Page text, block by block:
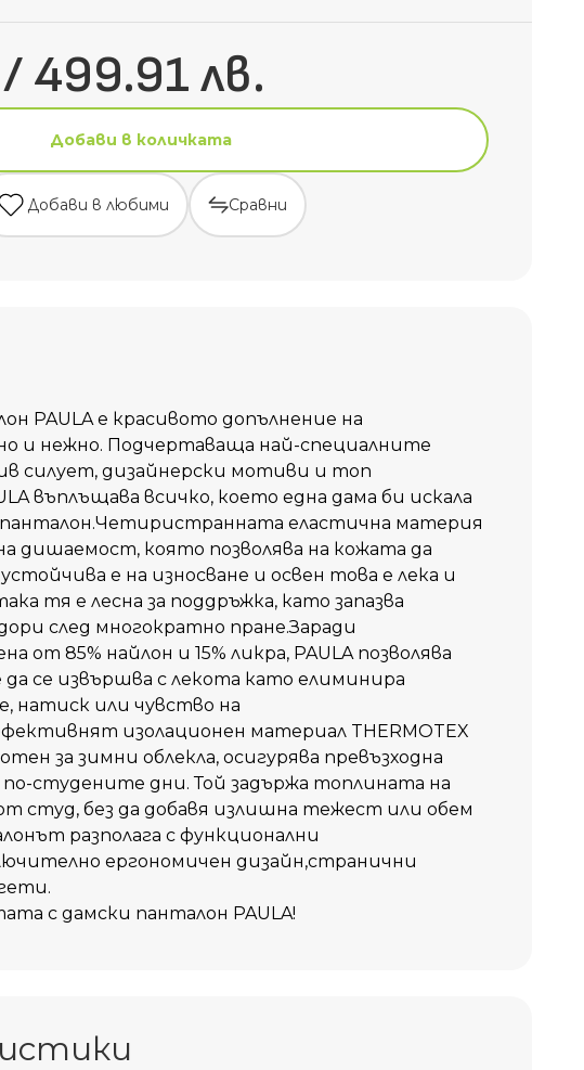
499.91 лв.
Добави в количката
Добави в любими Сравни
PAULA е красивото допълнение на
и нежно. Подчертаваща най-специалните
силует, дизайнерски мотиви и топ
въплъщава всичко, което една дама би искала
панталон.Четиристранната еластична материя
дишаемост, която позволява на кожата да
е на износване и освен това е лека и
тя е лесна за поддръжка, като запазва
след многократно пране.Заради
от 85% найлон и 15% ликра, PAULA позволява
се извършва с лекота като елиминира
натиск или чувство на
изолационен материал THERMOTEX
за зимни облекла, осигурява превъзходна
студените дни. Той задържа топлината на
студ, без да добавя излишна тежест или обем
разполага с функционални
ергономичен дизайн,странични
с дамски панталон PAULA!